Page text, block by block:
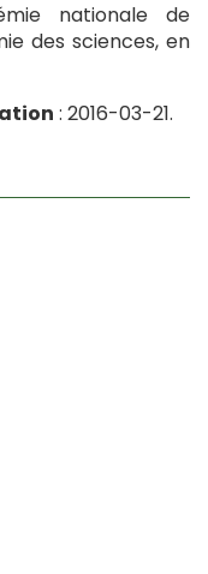
nationale de
des sciences, en
: 2016-03-21.